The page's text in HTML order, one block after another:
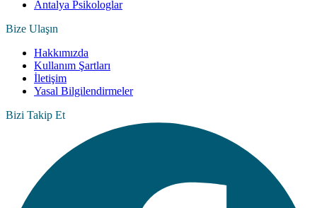
Antalya Psikologlar
Bize Ulaşın
Hakkımızda
Kullanım Şartları
İletişim
Yasal Bilgilendirmeler
Bizi Takip Et